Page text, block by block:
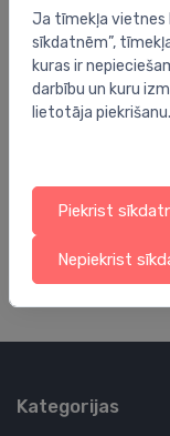
dušas vads
regulatoru,
Kategorijas
Ja tīmekļa vietnes
sīkdatnēm”,
kuras ir
darbību un kuru
lietotāja piekrišanu.
Piekrist
Nepiekrist